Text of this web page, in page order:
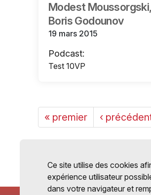
Modest Moussorgski,
Boris Godounov
19 mars 2015
Podcast:
Test 10VP
« premier ‹
Ce site utilise des cookies
expérience utilisateur
dans votre navigateur et